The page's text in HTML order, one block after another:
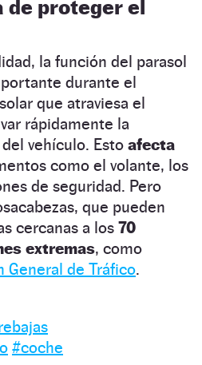
proteger el
la función del parasol
durante el
que atraviesa el
rápidamente la
vehículo. Esto afecta
como el volante, los
de seguridad. Pero
que pueden
cercanas a los 70
extremas, como
General de Tráfico.
#coche